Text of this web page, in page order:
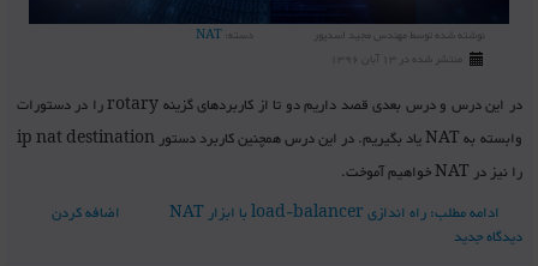
نوشته شده توسطمهندس مجید اسدپور دسته:NAT
منتشر شده در 13 آبان 1396
در این درس و درس بعدی قصد داریم دو تا از کاربردهای گزینه rotary را در دستورات
وابسته به NAT یاد بگیریم. در این درس همچنین کاربرد دستور ip nat destination
را نیز در NAT خواهیم آموخت.
ادامه مطلب: راه اندازی load-balancer با ابزار NAT
اضافه کردن
دیدگاه جدید